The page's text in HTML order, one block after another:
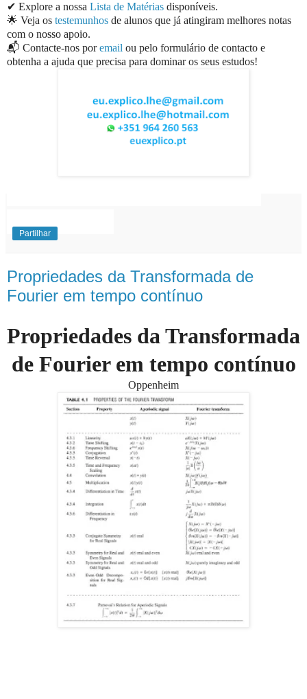
✔ Explore a nossa Lista de Matérias disponíveis.
🌟 Veja os testemunhos de alunos que já atingiram melhores notas
com o nosso apoio.
📬 Contacte-nos poremail ou pelo formulário de contacto e
obtenha a ajuda que precisa para dominar os seus estudos!
EnsinoSuperior
Partilhar
Propriedades da Transformada de
Fourier em tempo contínuo
Propriedades da Transformada
de Fourier em tempo contínuo
Oppenheim